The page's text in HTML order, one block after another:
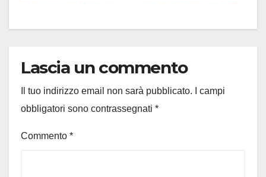
Lascia un commento
Il tuo indirizzo email non sarà pubblicato.
I campi
obbligatori sono contrassegnati *
Commento *